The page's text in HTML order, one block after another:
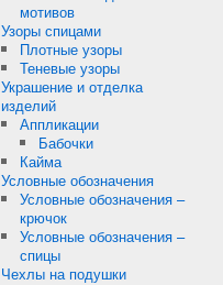
мотивов
Узоры спицами
Плотные узоры
Теневые узоры
Украшение и отделка
изделий
Аппликации
Бабочки
Кайма
Условные обозначения
Условные обозначения –
крючок
Условные обозначения –
спицы
Чехлы на подушки